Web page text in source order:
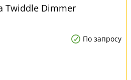
Twiddle Dimmer
По запросу